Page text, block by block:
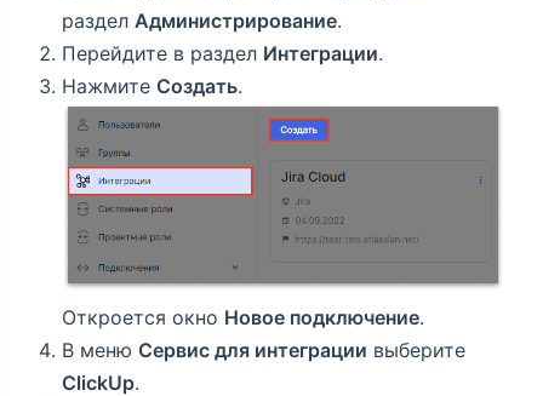
раздел Администрирование.
Перейдите в раздел Интеграции.
Нажмите Создать.
Откроется окно Новое подключение.
В меню Сервис для интеграции выберите
ClickUp.